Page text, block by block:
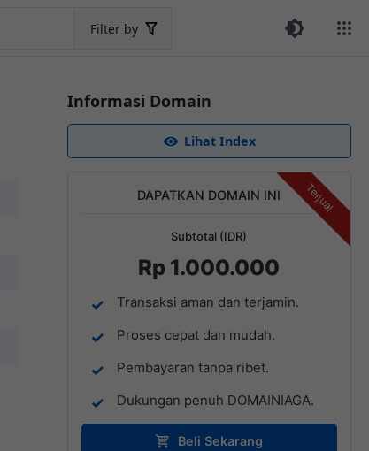
Filter by
Informasi Domain
Lihat Index
Terjual
DAPATKAN DOMAIN INI
Subtotal (IDR)
Rp 1.000.000
Transaksi aman dan terjamin.
Proses cepat dan mudah.
Pembayaran tanpa ribet.
Dukungan penuh DOMAINIAGA.
Beli Sekarang